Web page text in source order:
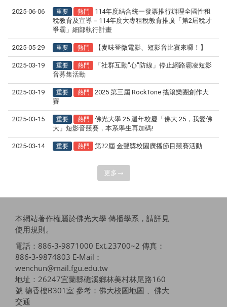
2025-06-06 重要 熱門
114年度結合統一發票推行辦理全國性租
稅教育及宣導－114年度大專租稅教育推廣「第2屆稅才
爭霸」細部執行計畫
2025-05-29 重要 熱門 【麥味登微電影、短影音比賽來囉！】
2025-03-19 重要 熱門
「社群互動"心"防線」停止網路霸凌短影
音募集活動
2025-03-19 重要 熱門
2025 第三屆 RockTone 搖滾樂團創作大
賽
2025-03-15 重要 熱門
佛光大學 25 週年校慶「佛大 25，我愛佛
大」短影音競賽，本系學生再加碼!
2025-03-14 重要 熱門 第22屆 金聲獎校園廣播節目競賽活動
更多→
本網站著作權屬於佛光大學 傳播學系，請詳見
使用規則。
電話：886-3-9871000 Ext.23700~2 傳真：
886-3-9874803 E-Mail：
wenchun@mail.fgu.edu.tw
地址：26247宜蘭縣礁溪鄉林美村林尾路160
號 德香樓B301室 參考： 佛大校圖地圖 、佛大
交通